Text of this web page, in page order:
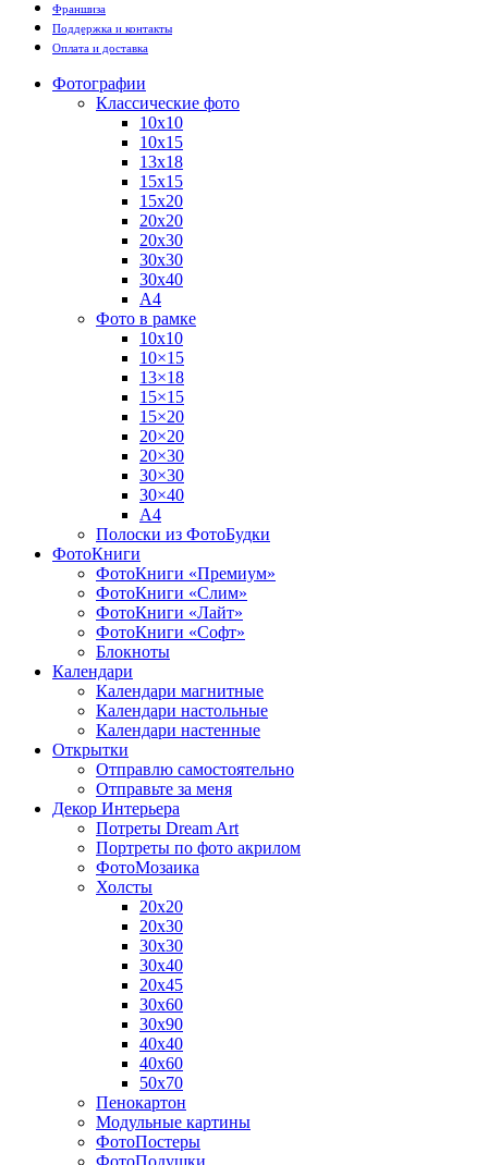
Франшиза
Поддержка и контакты
Оплата и доставка
Фотографии
Классические фото
10х10
10х15
13х18
15х15
15х20
20х20
20х30
30х30
30х40
А4
Фото в рамке
10х10
10×15
13×18
15×15
15×20
20×20
20×30
30×30
30×40
A4
Полоски из ФотоБудки
ФотоКниги
ФотоКниги «Премиум»
ФотоКниги «Слим»
ФотоКниги «Лайт»
ФотоКниги «Софт»
Блокноты
Календари
Календари магнитные
Календари настольные
Календари настенные
Открытки
Отправлю самостоятельно
Отправьте за меня
Декор Интерьера
Потреты Dream Art
Портреты по фото акрилом
ФотоМозаика
Холсты
20х20
20х30
30х30
30х40
20х45
30х60
30х90
40х40
40х60
50х70
Пенокартон
Модульные картины
ФотоПостеры
ФотоПодушки